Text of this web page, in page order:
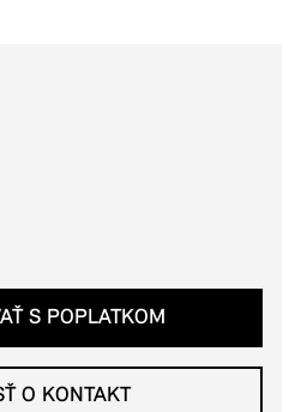
okno)
S POPLATKOM
O KONTAKT